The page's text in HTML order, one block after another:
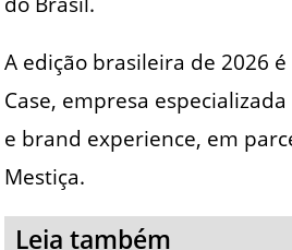
A edição brasileira de 2026
Case, empresa
e brand experience, em
Mestiça.
Leia também